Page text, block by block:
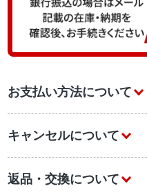
お支払い方法について
キャンセルについて
返品・交換について